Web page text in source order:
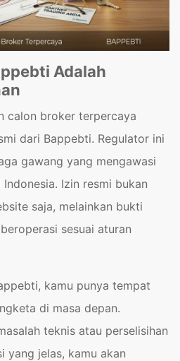
Adalah
calon broker terpercaya
dari Bappebti. Regulator ini
gawang yang mengawasi
Izin resmi bukan
saja, melainkan bukti
sesuai aturan
kamu punya tempat
di masa depan.
teknis atau perselisihan
yang jelas, kamu akan